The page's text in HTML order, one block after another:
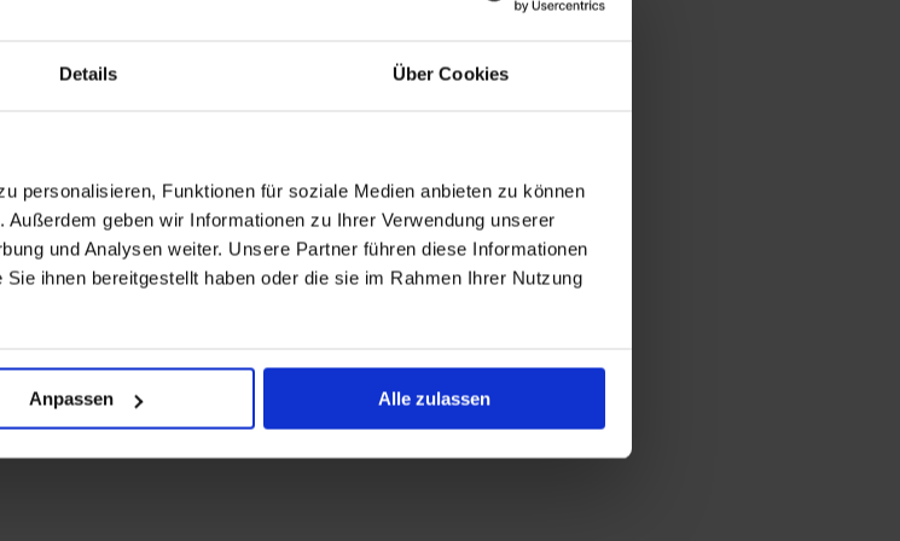
Details Über Cookies
personalisieren, Funktionen für soziale Medien anbieten zu können
geben wir Informationen zu Ihrer Verwendung unserer
und Analysen weiter. Unsere Partner führen diese Informationen
ihnen bereitgestellt haben oder die sie im Rahmen Ihrer Nutzung
Anpassen Alle zulassen